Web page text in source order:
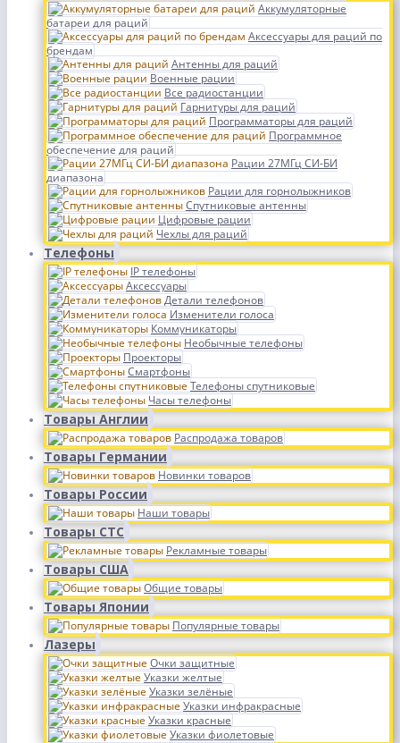
Аккумуляторные
батареи для раций
Аксессуары для раций по
брендам
Антенны для раций
Военные рации
Все радиостанции
Гарнитуры для раций
Программаторы для раций
Программное
обеспечение для раций
Рации 27МГц СИ-БИ
диапазона
Рации для горнолыжников
Спутниковые антенны
Цифровые рации
Чехлы для раций
Телефоны
IP телефоны
Аксессуары
Детали телефонов
Изменители голоса
Коммуникаторы
Необычные телефоны
Проекторы
Смартфоны
Телефоны спутниковые
Часы телефоны
Товары Англии
Распродажа товаров
Товары Германии
Новинки товаров
Товары России
Наши товары
Товары СТС
Рекламные товары
Товары США
Общие товары
Товары Японии
Популярные товары
Лазеры
Очки защитные
Указки желтые
Указки зелёные
Указки инфракрасные
Указки красные
Указки фиолетовые